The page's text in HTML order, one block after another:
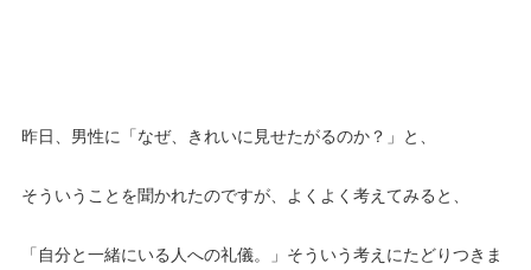
昨日、男性に「なぜ、きれいに見せたがるのか？」と、
そういうことを聞かれたのですが、よくよく考えてみると、
「自分と一緒にいる人への礼儀。」そういう考えにたどりつきま